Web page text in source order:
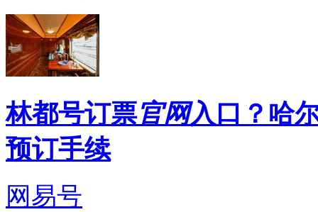
林都号订票官网入口？哈
预订手续
网易号